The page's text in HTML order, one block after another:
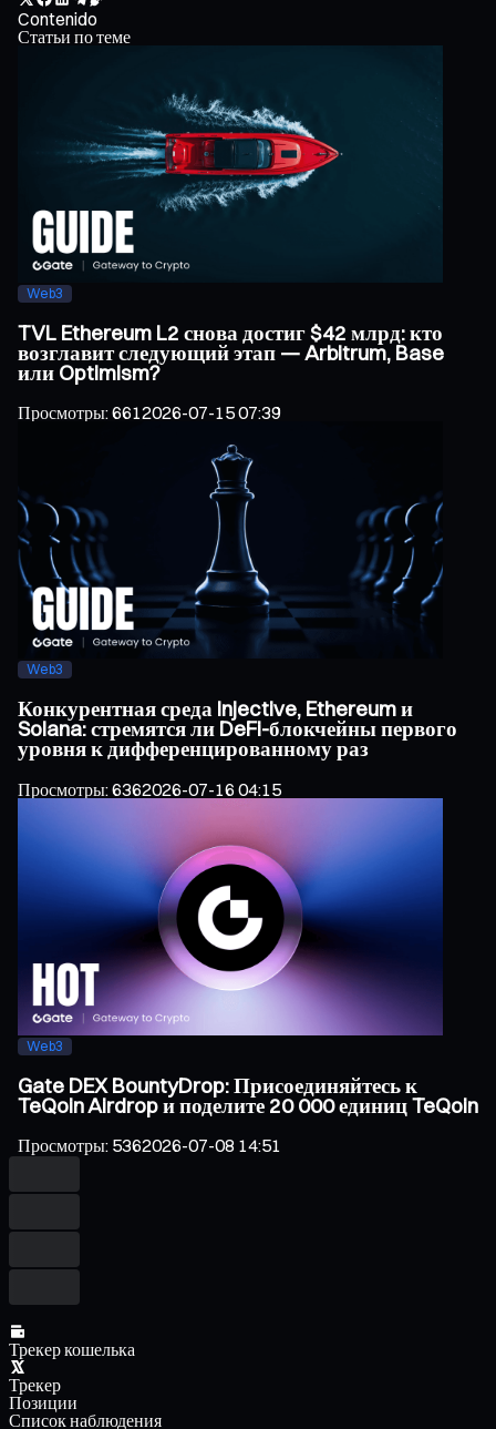
Contenido
Статьи по теме
Web3
TVL Ethereum L2 снова достиг $42 млрд: кто
возглавит следующий этап — Arbitrum, Base
или Optimism?
Просмотры:6612026-07-15 07:39
Web3
Конкурентная среда Injective, Ethereum и
Solana: стремятся ли DeFi-блокчейны первого
уровня к дифференцированному раз
Просмотры:6362026-07-16 04:15
Web3
Gate DEX BountyDrop: Присоединяйтесь к
TeQoin Airdrop и поделите 20 000 единиц TeQoin
Просмотры: 5362026-07-08 14:51
Трекер кошелька
Трекер
Позиции
Список наблюдения